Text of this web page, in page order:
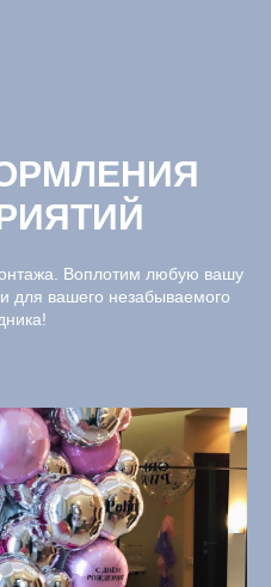
Воплотим любую вашу
для вашего незабываемого